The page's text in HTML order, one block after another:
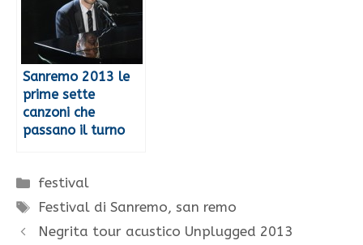
Sanremo 2013 le
prime sette
canzoni che
passano il turno
Categorie
festival
Tag
Festival di Sanremo,san remo
Negrita tour acustico Unplugged 2013